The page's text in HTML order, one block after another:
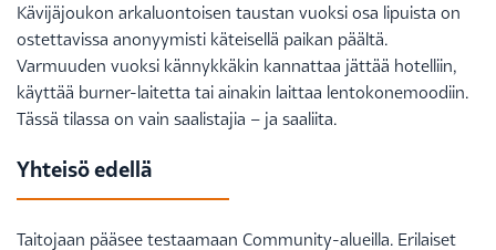
Kävijäjoukon arkaluontoisen taustan vuoksi osa lipuista on
ostettavissa anonyymisti käteisellä paikan päältä.
Varmuuden vuoksi kännykkäkin kannattaa jättää hotelliin,
käyttää burner-laitetta tai ainakin laittaa lentokonemoodiin.
Tässä tilassa on vain saalistajia – ja saaliita.
Yhteisö edellä
Taitojaan pääsee testaamaan Community-alueilla. Erilaiset